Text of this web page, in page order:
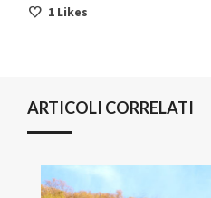
1 Likes
ARTICOLI CORRELATI